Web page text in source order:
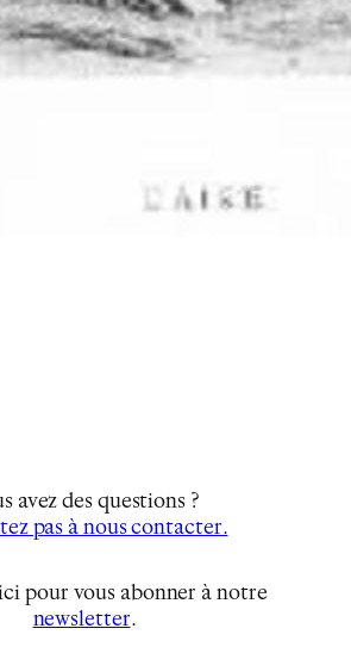
avez des questions ?
pas à nous contacter.
pour vous abonner à notre
newsletter…